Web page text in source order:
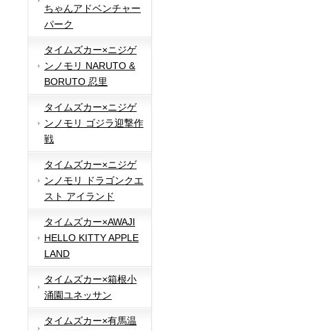
ちゃんアドベンチャー
パーク
タイムズカー×ニジゲ
ンノモリ NARUTO &
BORUTO 忍里
タイムズカー×ニジゲ
ンノモリ ゴジラ迎撃作
戦
タイムズカー×ニジゲ
ンノモリ ドラゴンクエ
スト アイランド
タイムズカー×AWAJI
HELLO KITTY APPLE
LAND
タイムズカー×箱根小
涌園ユネッサン
タイムズカー×有馬温